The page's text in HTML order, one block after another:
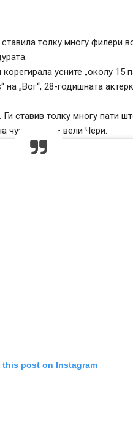
толку многу филери
усните „околу 15
„Вог“, 28-годишната
ставив толку многу пати
чувството – вели Чери.
this post on Instagram